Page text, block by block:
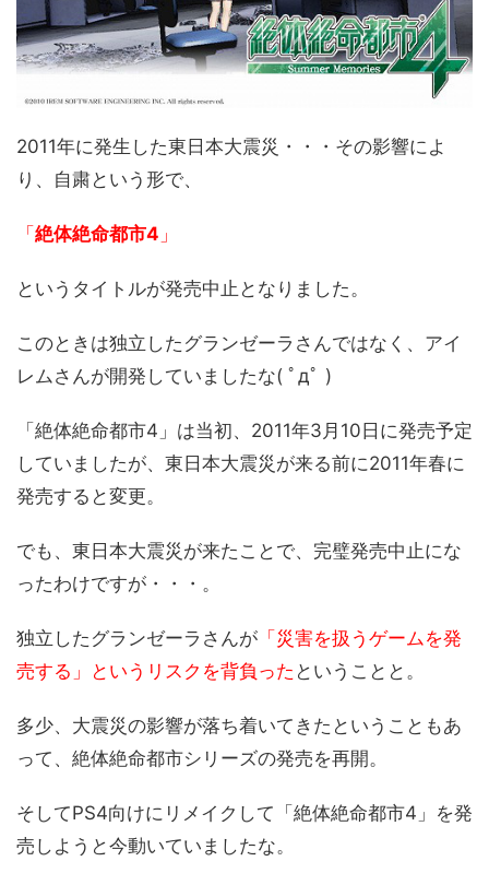
2011年に発生した東日本大震災・・・その影響によ
り、自粛という形で、
「絶体絶命都市4 」
というタイトルが発売中止となりました。
このときは独立したグランゼーラさんではなく、アイ
レムさんが開発していましたな( ﾟдﾟ )
「絶体絶命都市4」は当初、2011年3月10日に発売予定
していましたが、東日本大震災が来る前に2011年春に
発売すると変更。
でも、東日本大震災が来たことで、完璧発売中止にな
ったわけですが・・・。
独立したグランゼーラさんが 「災害を扱うゲームを発
売する」というリスクを背負った ということと。
多少、大震災の影響が落ち着いてきたということもあ
って、絶体絶命都市シリーズの発売を再開。
そしてPS4向けにリメイクして「絶体絶命都市4」を発
売しようと今動いていましたな。